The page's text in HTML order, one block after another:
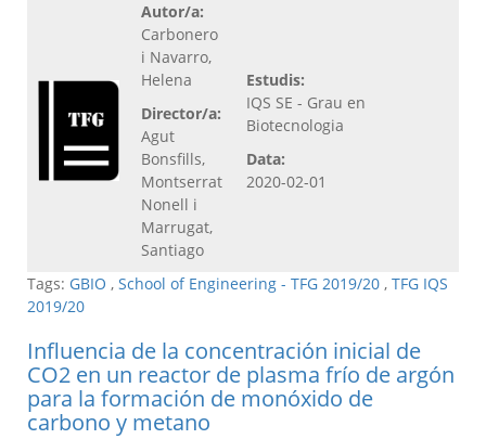
Autor/a:
Carbonero
i Navarro,
Helena
Director/a:
Agut
Bonsfills,
Montserrat
Nonell i
Marrugat,
Santiago
Estudis:
IQS SE - Grau en
Biotecnologia
Data:
2020-02-01
Tags: GBIO , School of Engineering - TFG 2019/20 , TFG IQS
2019/20
Influencia de la concentración inicial de
CO2 en un reactor de plasma frío de argón
para la formación de monóxido de
carbono y metano